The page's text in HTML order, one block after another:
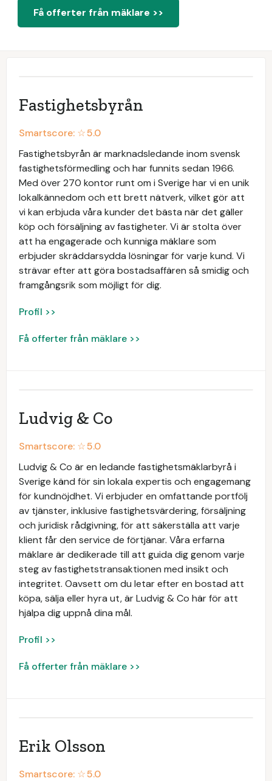
Få offerter från mäklare >>
Fastighetsbyrån
Smartscore: ☆5.0
Fastighetsbyrån är marknadsledande inom svensk
fastighetsförmedling och har funnits sedan 1966.
Med över 270 kontor runt om i Sverige har vi en unik
lokalkännedom och ett brett nätverk, vilket gör att
vi kan erbjuda våra kunder det bästa när det gäller
köp och försäljning av fastigheter. Vi är stolta över
att ha engagerade och kunniga mäklare som
erbjuder skräddarsydda lösningar för varje kund. Vi
strävar efter att göra bostadsaffären så smidig och
framgångsrik som möjligt för dig.
Profil >>
Få offerter från mäklare >>
Ludvig & Co
Smartscore: ☆5.0
Ludvig & Co är en ledande fastighetsmäklarbyrå i
Sverige känd för sin lokala expertis och engagemang
för kundnöjdhet. Vi erbjuder en omfattande portfölj
av tjänster, inklusive fastighetsvärdering, försäljning
och juridisk rådgivning, för att säkerställa att varje
klient får den service de förtjänar. Våra erfarna
mäklare är dedikerade till att guida dig genom varje
steg av fastighetstransaktionen med insikt och
integritet. Oavsett om du letar efter en bostad att
köpa, sälja eller hyra ut, är Ludvig & Co här för att
hjälpa dig uppnå dina mål.
Profil >>
Få offerter från mäklare >>
Erik Olsson
Smartscore: ☆5.0